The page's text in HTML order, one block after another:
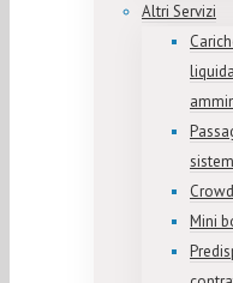
Altri Servizi
Mini